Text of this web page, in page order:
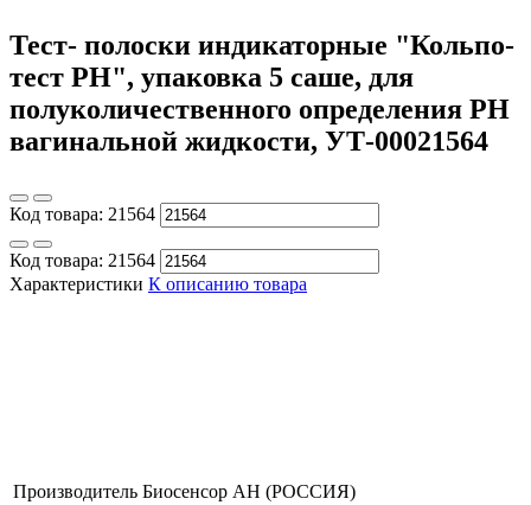
Тест- полоски индикаторные "Кольпо-
тест PH", упаковка 5 саше, для
полуколичественного определения PH
вагинальной жидкости, УТ-00021564
Код товара: 21564
Код товара: 21564
Характеристики К описанию товара
Производитель Биосенсор АН (РОССИЯ)